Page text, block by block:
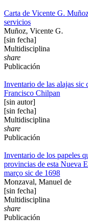
Carta de Vicente G.
servicios
Muñoz, Vicente G.
[sin fecha]
Multidisciplina
share
Publicación
Inventario de las alajas sic
Francisco Chilpan
[sin autor]
[sin fecha]
Multidisciplina
share
Publicación
Inventario de los papeles
provincias de esta Nueva
março sic de 1698
Monzaval, Manuel de
[sin fecha]
Multidisciplina
share
Publicación